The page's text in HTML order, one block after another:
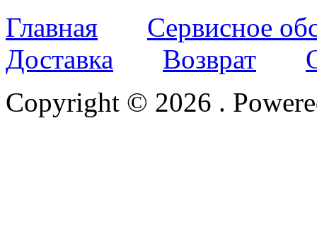
Главная
Сервисное
Доставка
Возврат
Copyright © 2026 .